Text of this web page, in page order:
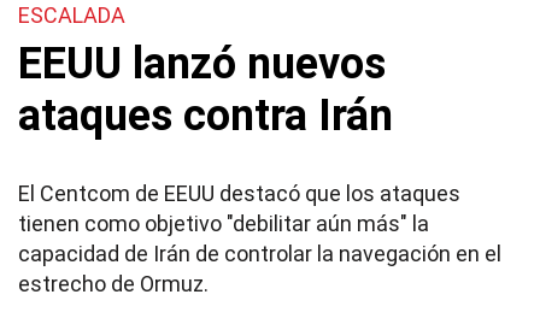
ESCALADA
EEUU lanzó nuevos
ataques contra Irán
El Centcom de EEUU destacó que los ataques
tienen como objetivo "debilitar aún más" la
capacidad de Irán de controlar la navegación en el
estrecho de Ormuz.